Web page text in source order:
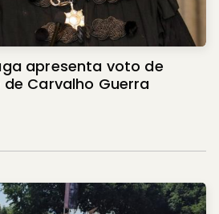
apresenta voto de
Carvalho Guerra